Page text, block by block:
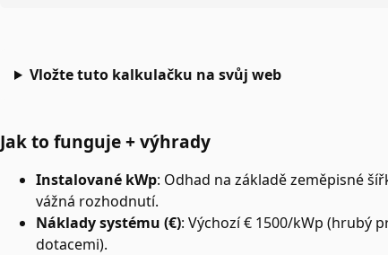
Vložte tuto kalkulačku na svůj web
Jak to funguje + výhrady
Instalované kWp: Odhad na základě zeměpisné
vážná rozhodnutí.
Náklady systému (€): Výchozí € 1500/kWp (hrubý
dotacemi).